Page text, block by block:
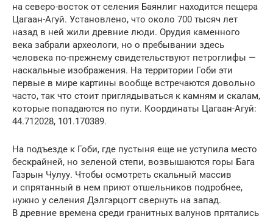
на северо-восток от селения Баянлиг находится пещера
Цагаан-Агуй. Установлено, что около 700 тысяч лет
назад в ней жили древние люди. Орудия каменного
века забрали археологи, но о пребывании здесь
человека по-прежнему свидетельствуют петроглифы —
наскальные изображения. На территории Гоби эти
первые в мире картины вообще встречаются довольно
часто, так что стоит приглядываться к камням и скалам,
которые попадаются по пути. Координаты Цагаан-Агуй:
44.712028, 101.170389.
На подъезде к Гоби, где пустыня еще не уступила место
бескрайней, но зеленой степи, возвышаются горы Бага
Газрын Чулуу. Чтобы осмотреть скальный массив
и спрятанный в нем приют отшельников подробнее,
нужно у селения Дэлгэрцогт свернуть на запад.
В древние времена среди гранитных валунов прятались